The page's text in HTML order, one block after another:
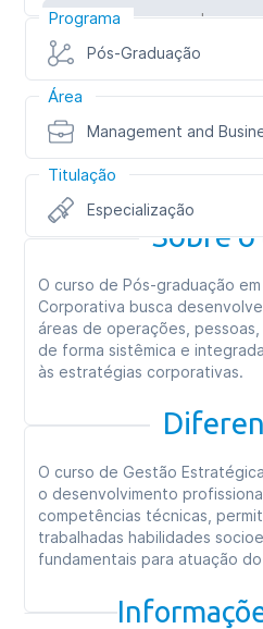
Programa
Pós-Graduação
Área
Management and
Titulação
Especialização
Sobre o
O curso de Pós-graduação
Corporativa busca
áreas de operações, pessoas,
de forma sistêmica e
às estratégias corporativas.
O curso de Gestão
o desenvolvimento
competências técnicas,
trabalhadas habilidades
fundamentais para atuação